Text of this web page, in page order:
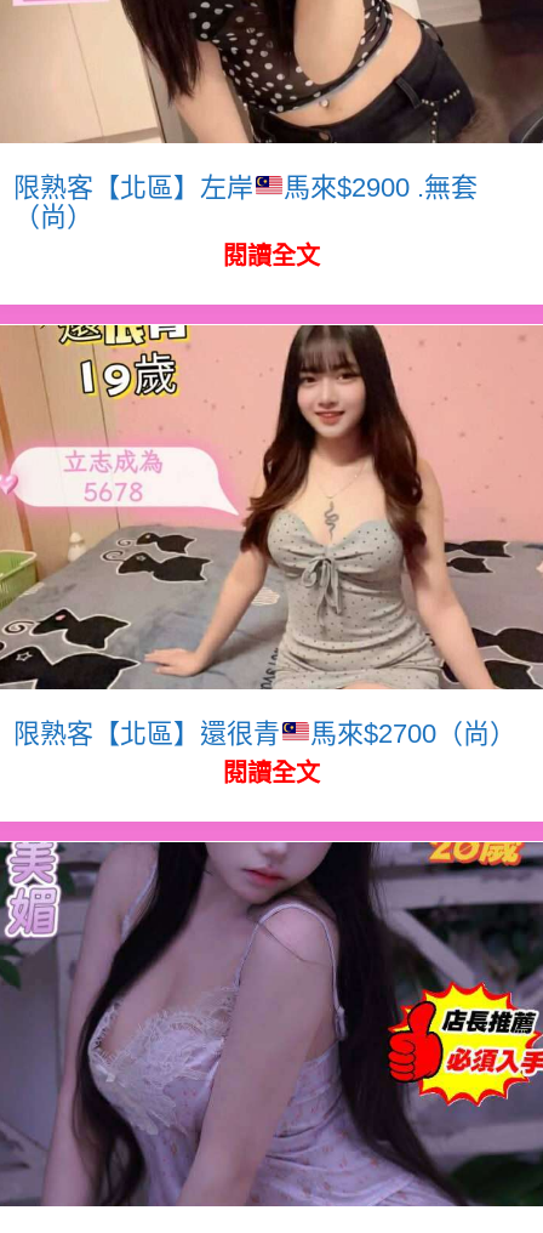
限熟客【北區】左岸
馬來$2900 .無套
（尚）
閱讀全文
限熟客【北區】還很青 馬來$2700（尚）
閱讀全文